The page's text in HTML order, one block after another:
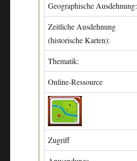
Geographische Ausdehnung:
Zeitliche Ausdehnung
(historische Karten):
Thematik:
Online-Ressource
Zugriff